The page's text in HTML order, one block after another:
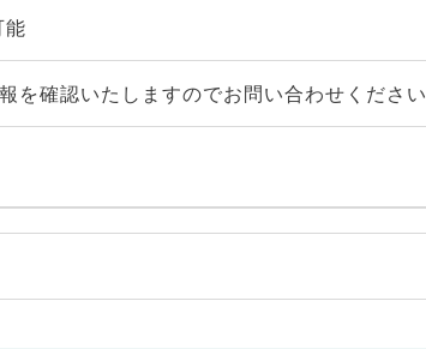
能
を確認いたしますのでお問い合わせください